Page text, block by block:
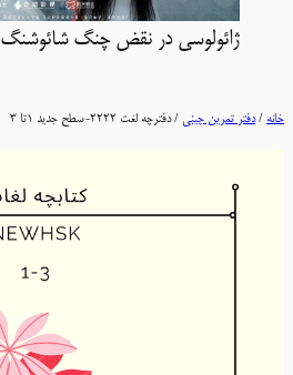
ژائولوسی در نقض چنگ شائوشنگ
خانه /دفتر تمرین چینی / دفترچه لغت 2222-سطح جدید 1تا 3